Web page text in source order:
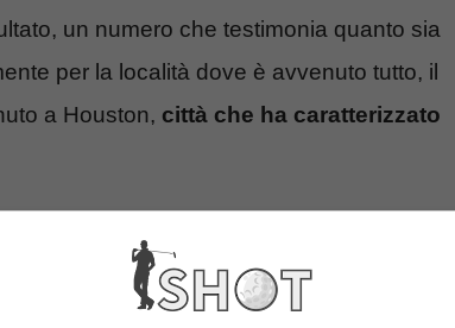
un numero che testimonia quanto sia
per la località dove è avvenuto tutto, il
a Houston, città che ha caratterizzato
duraturo negli anni
per la carrieraed anche per tutta la vita